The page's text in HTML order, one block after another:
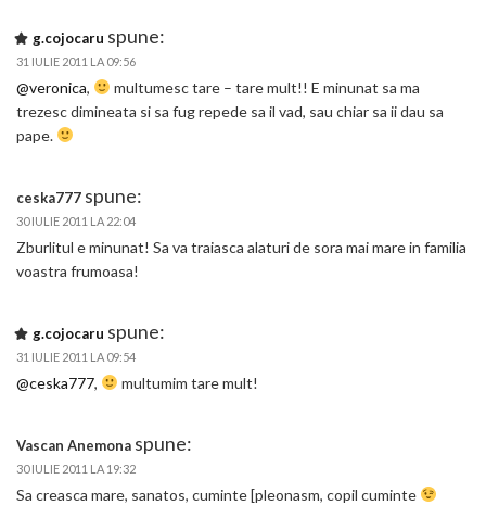
g.cojocaru spune:
31 IULIE 2011 LA 09:56
@veronica,
multumesc tare – tare mult!! E minunat sa ma
trezesc dimineata si sa fug repede sa il vad, sau chiar sa ii dau sa
pape.
ceska777 spune:
30 IULIE 2011 LA 22:04
Zburlitul e minunat! Sa va traiasca alaturi de sora mai mare in familia
voastra frumoasa!
g.cojocaru spune:
31 IULIE 2011 LA 09:54
@ceska777, multumim tare mult!
Vascan Anemona spune:
30 IULIE 2011 LA 19:32
Sa creasca mare, sanatos, cuminte [pleonasm, copil cuminte